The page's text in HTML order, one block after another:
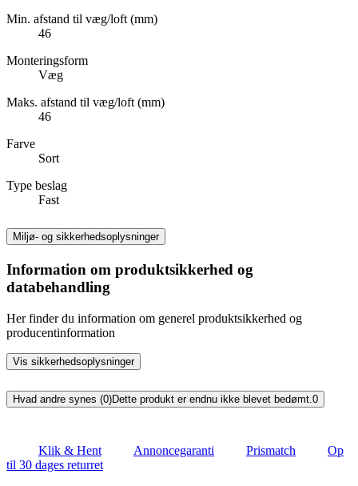
Min. afstand til væg/loft (mm)
46
Monteringsform
Væg
Maks. afstand til væg/loft (mm)
46
Farve
Sort
Type beslag
Fast
Miljø- og sikkerhedsoplysninger
Information om produktsikkerhed og
databehandling
Her finder du information om generel produktsikkerhed og
producentinformation
Vis sikkerhedsoplysninger
Hvad andre synes (0)Dette produkt er endnu ikke blevet bedømt. 0
Klik & Hent Annoncegaranti Prismatch
Op
til 30 dages returret